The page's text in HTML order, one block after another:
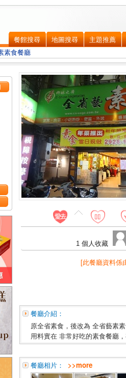
餐館搜尋 地圖搜尋
主題推薦
素食餐廳
1 個人收藏
[此餐廳資料係
餐廳介紹：
原全省素食，後改為 全省藝素
用料實在 非常好吃的素食餐廳
餐廳相片： >>more